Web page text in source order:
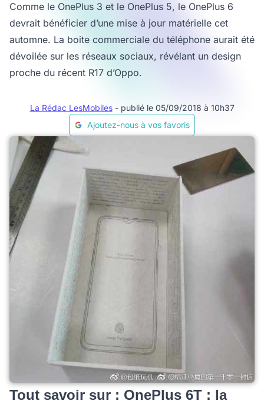
Comme le OnePlus 3 et le OnePlus 5, le OnePlus 6
devrait bénéficier d’une mise à jour matérielle cet
automne. La boite commerciale du téléphone aurait été
dévoilée sur les réseaux sociaux, révélant un design
proche du récent R17 d’Oppo.
La Rédac LesMobiles - publié le 05/09/2018 à 10h37
Ajoutez-nous à vos favoris
Tout savoir sur : OnePlus 6T : la